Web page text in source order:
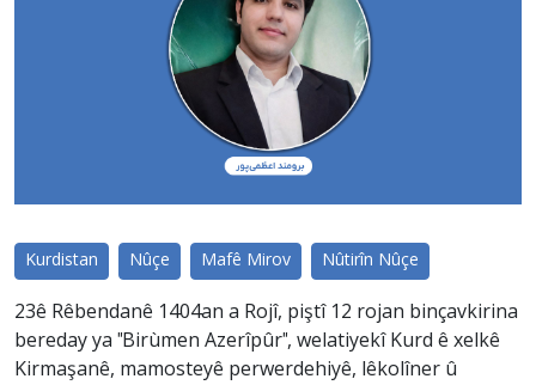
Kurdistan Nûçe Mafê Mirov Nûtirîn Nûçe
23ê Rêbendanê 1404an a Rojî, piştî 12 rojan binçavkirina
bereday ya "Birùmen Azerîpûr", welatiyekî Kurd ê xelkê
Kirmaşanê, mamosteyê perwerdehiyê, lêkolîner û